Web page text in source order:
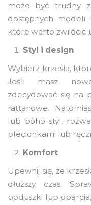
może być trudny
dostępnych modeli
które warto zwrócić
Styl i design
Wybierz krzesła,
Jeśli masz
zdecydować się na
rattanowe.
lub boho styl,
plecionkami lub
Komfort
Upewnij się, że
dłuższy czas.
poduszki lub